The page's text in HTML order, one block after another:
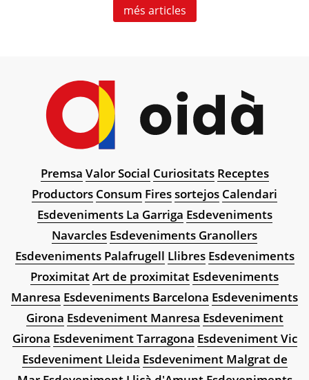
més articles
Premsa Valor Social Curiositats Receptes
Productors Consum Firessortejos Calendari
Esdeveniments La Garriga Esdeveniments
Navarcles Esdeveniments Granollers
Esdeveniments Palafrugell Llibres Esdeveniments
ProximitatArt de proximitat Esdeveniments
Manresa Esdeveniments Barcelona Esdeveniments
Girona Esdeveniment Manresa Esdeveniment
Girona Esdeveniment Tarragona Esdeveniment Vic
Esdeveniment Lleida Esdeveniment Malgrat de